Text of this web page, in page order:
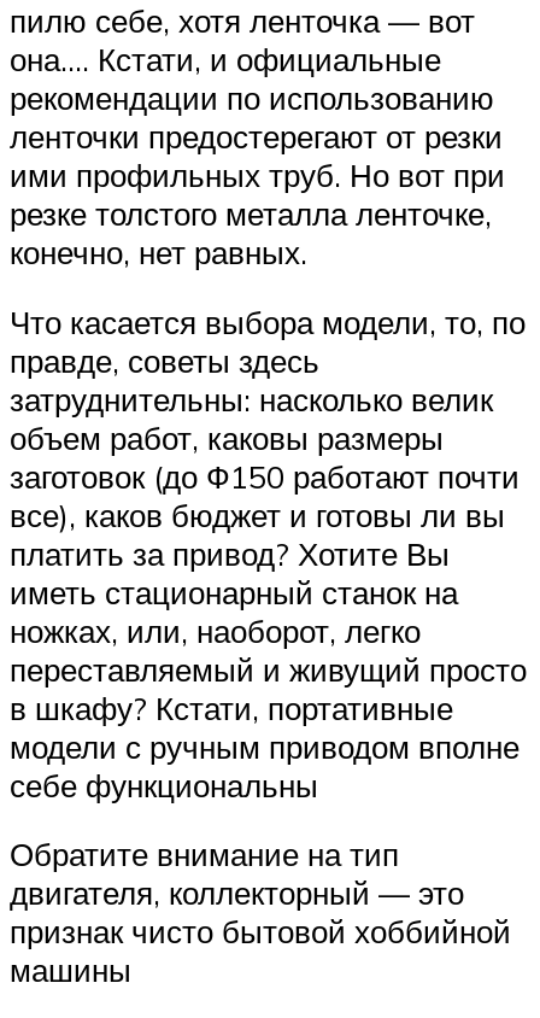
пилю себе, хотя ленточка — вот
она…. Кстати, и официальные
рекомендации по использованию
ленточки предостерегают от резки
ими профильных труб. Но вот при
резке толстого металла ленточке,
конечно, нет равных.
Что касается выбора модели, то, по
правде, советы здесь
затруднительны: насколько велик
объем работ, каковы размеры
заготовок (до Ф150 работают почти
все), каков бюджет и готовы ли вы
платить за привод? Хотите Вы
иметь стационарный станок на
ножках, или, наоборот, легко
переставляемый и живущий просто
в шкафу? Кстати, портативные
модели с ручным приводом вполне
себе функциональны
Обратите внимание на тип
двигателя, коллекторный — это
признак чисто бытовой хоббийной
машины